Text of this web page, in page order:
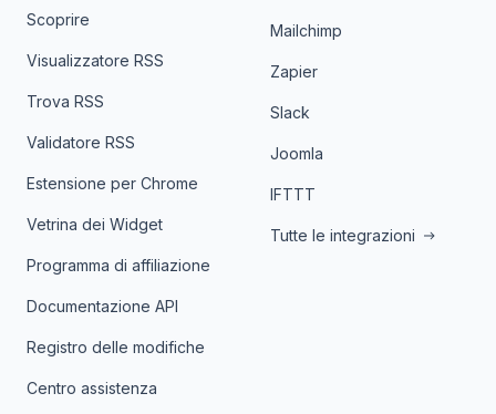
Scoprire
Visualizzatore RSS
Trova RSS
Validatore RSS
Estensione per Chrome
Vetrina dei Widget
Programma di affiliazione
Documentazione API
Registro delle modifiche
Centro assistenza
Mailchimp
Zapier
Slack
Joomla
IFTTT
Tutte le integrazioni